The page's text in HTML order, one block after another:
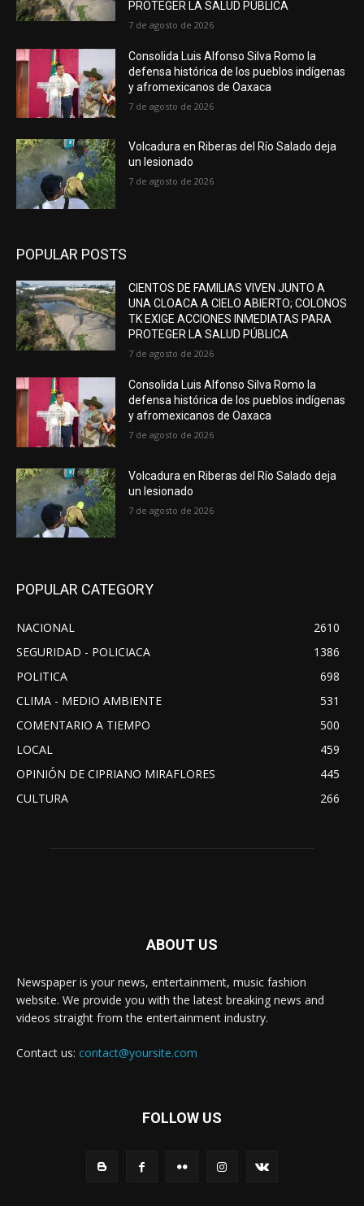
PROTEGER LA SALUD PÚBLICA
7 de agosto de 2026
Consolida Luis Alfonso Silva Romo la
defensa histórica de los pueblos indígenas
y afromexicanos de Oaxaca
7 de agosto de 2026
Volcadura en Riberas del Río Salado deja
un lesionado
7 de agosto de 2026
POPULAR POSTS
CIENTOS DE FAMILIAS VIVEN JUNTO A
UNA CLOACA A CIELO ABIERTO; COLONOS
TK EXIGE ACCIONES INMEDIATAS PARA
PROTEGER LA SALUD PÚBLICA
7 de agosto de 2026
Consolida Luis Alfonso Silva Romo la
defensa histórica de los pueblos indígenas
y afromexicanos de Oaxaca
7 de agosto de 2026
Volcadura en Riberas del Río Salado deja
un lesionado
7 de agosto de 2026
POPULAR CATEGORY
NACIONAL
2610
SEGURIDAD - POLICIACA
1386
POLITICA
698
CLIMA - MEDIO AMBIENTE
531
COMENTARIO A TIEMPO
500
LOCAL
459
OPINIÓN DE CIPRIANO MIRAFLORES
445
CULTURA
266
ABOUT US
Newspaper is your news, entertainment, music fashion
website. We provide you with the latest breaking news and
videos straight from the entertainment industry.
Contact us: contact@yoursite.com
FOLLOW US